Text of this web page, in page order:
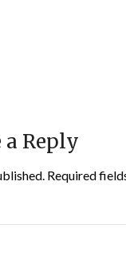
a Reply
Required